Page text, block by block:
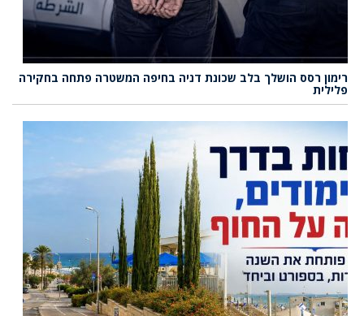
רימון רסס הושלך בלב שכונת דניה בחיפה המשטרה פתחה בחקירה
פלילית